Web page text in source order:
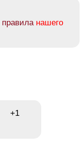
правила нашего
+1